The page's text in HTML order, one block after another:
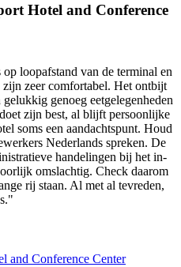
Hotel and Conference
loopafstand van de terminal en
zeer comfortabel. Het ontbijt
genoeg eetgelegenheden
zijn best, al blijft persoonlijke
soms een aandachtspunt. Houd
Nederlands spreken. De
handelingen bij het in-
omslachtig. Check daarom
rij staan. Al met al tevreden,
and Conference Center